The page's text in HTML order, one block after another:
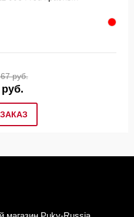
руб.